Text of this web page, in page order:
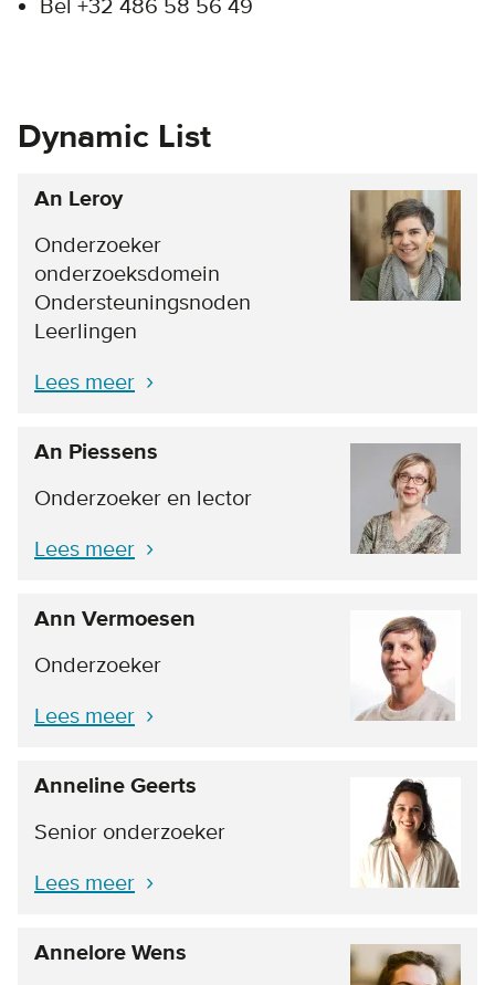
Bel +32 486 58 56 49
Dynamic List
An Leroy
Onderzoeker
onderzoeksdomein
Ondersteuningsnoden
Leerlingen
Lees meer
An Piessens
Onderzoeker en lector
Lees meer
Ann Vermoesen
Onderzoeker
Lees meer
Anneline Geerts
Senior onderzoeker
Lees meer
Annelore Wens